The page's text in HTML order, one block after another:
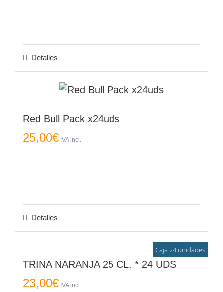
Detalles
Red Bull Pack x24uds
25,00€ IVA incl.
Detalles
Caja 24 unidades
TRINA NARANJA 25 CL. * 24 UDS
23,00€ IVA incl.